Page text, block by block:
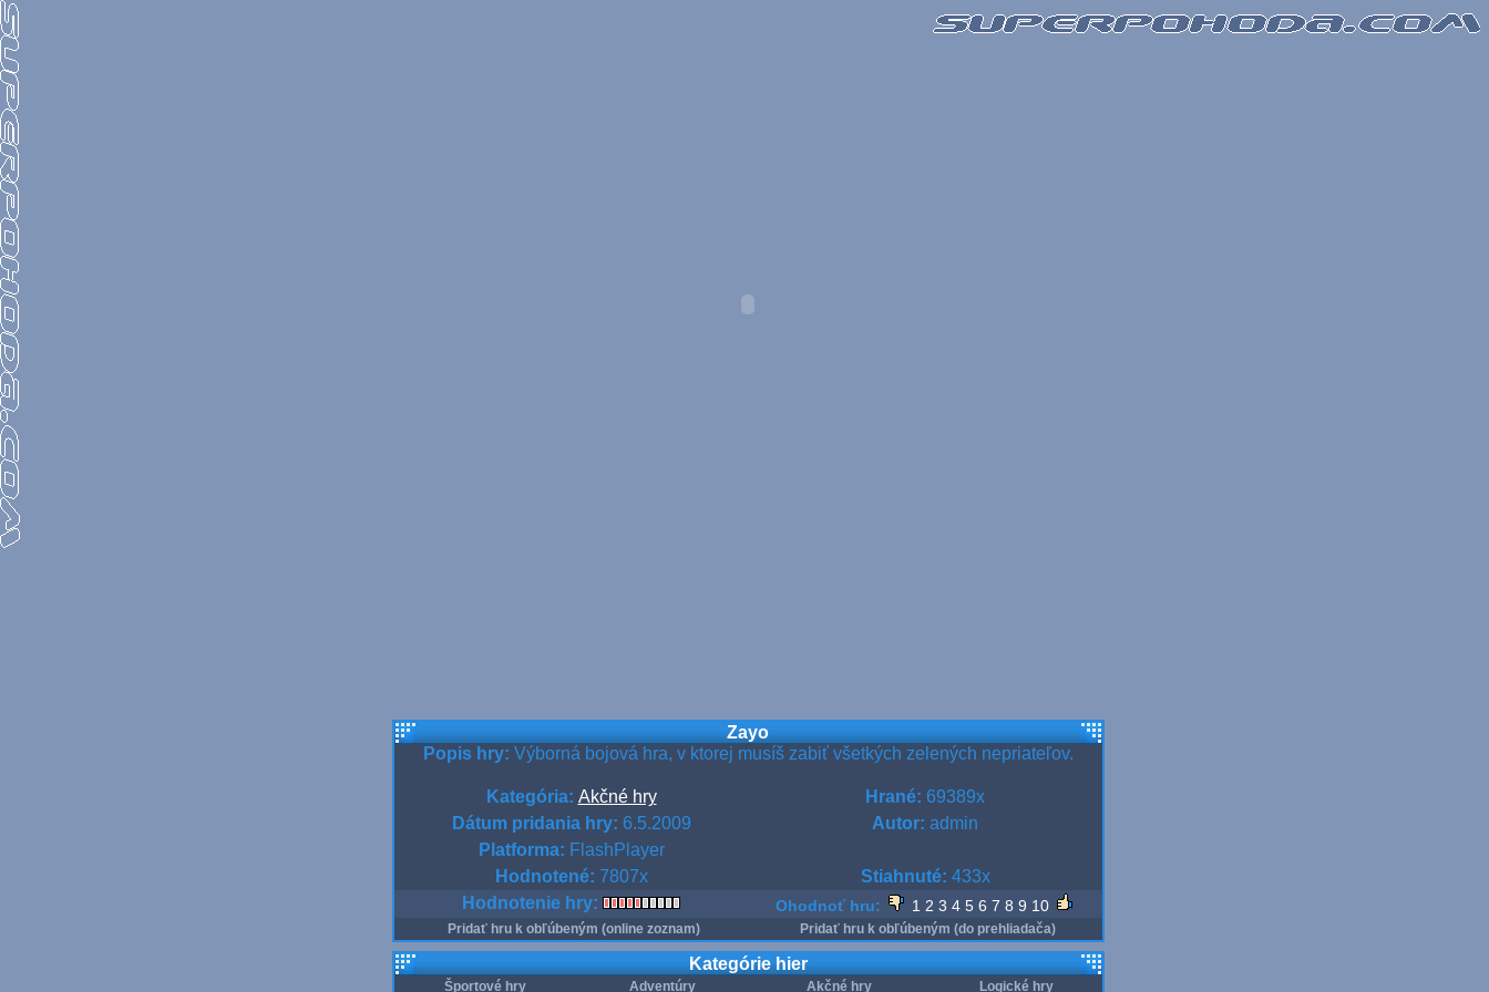
Zayo
Popis hry: Výborná bojová hra, v ktorej musíš zabiť všetkých zelených nepriateľov.
Kategória: Akčné hry Hrané: 69389x
Dátum pridania hry: 6.5.2009 Autor: admin
Platforma: FlashPlayer
Hodnotené: 7807x Stiahnuté: 433x
Hodnotenie hry:
Ohodnoť hru: 1 2 3 4 5 6 7 8 9 10
Pridať hru k obľúbeným (online zoznam) Pridať hru k obľúbeným (do prehliadača)
Kategórie hier
Športové hry Adventúry Akčné hry Logické hry